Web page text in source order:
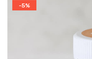
-5%